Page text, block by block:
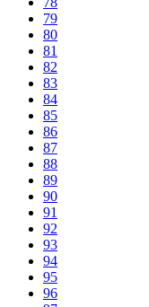
79
80
81
82
83
84
85
86
87
88
89
90
91
92
93
94
95
96